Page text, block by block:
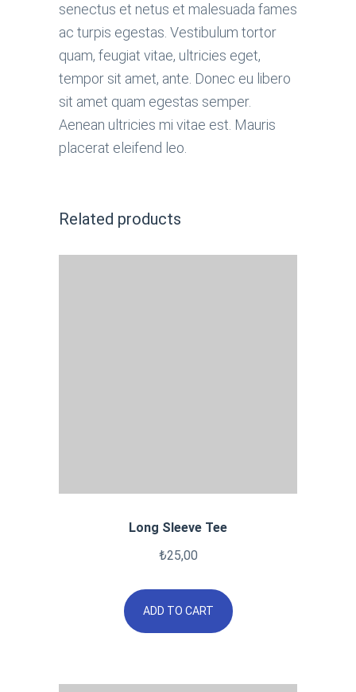
senectus et netus et malesuada fames
ac turpis egestas. Vestibulum tortor
quam, feugiat vitae, ultricies eget,
tempor sit amet, ante. Donec eu libero
sit amet quam egestas semper.
Aenean ultricies mi vitae est. Mauris
placerat eleifend leo.
Related products
Long Sleeve Tee
₺25,00
ADD TO CART